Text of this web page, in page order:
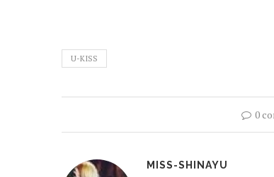
U-KISS
0
MISS-SHINAYU